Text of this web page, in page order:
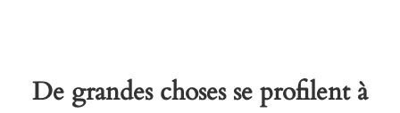
De grandes choses se profilent à